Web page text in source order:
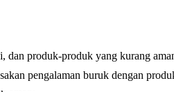
produk-produk yang kurang
pengalaman buruk dengan